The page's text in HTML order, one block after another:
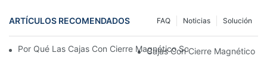
ARTÍCULOS RECOMENDADOS Solución
Noticias
FAQ
Por Qué Las Cajas Con Cierre Magnético Son La Mejor Opción
Cajas Con Cierre Magnético